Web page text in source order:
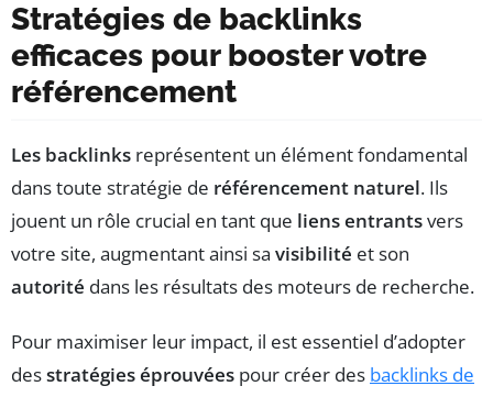
Stratégies de backlinks
efficaces pour booster votre
référencement
Les backlinks représentent un élément fondamental
dans toute stratégie de référencement naturel. Ils
jouent un rôle crucial en tant que liens entrantsvers
votre site, augmentant ainsi sa visibilité et son
autorité dans les résultats des moteurs de recherche.
Pour maximiser leur impact, il est essentiel d’adopter
desstratégies éprouvées pour créer des backlinks de